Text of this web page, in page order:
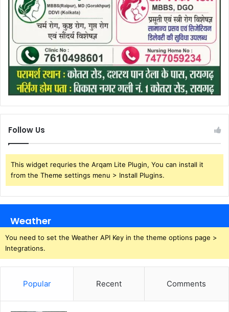
Follow Us
This widget requries the Arqam Lite Plugin, You can install it
from the Theme settings menu > Install Plugins.
Weather
You need to set the Weather API Key in the theme options page >
Integrations.
Popular Recent Comments